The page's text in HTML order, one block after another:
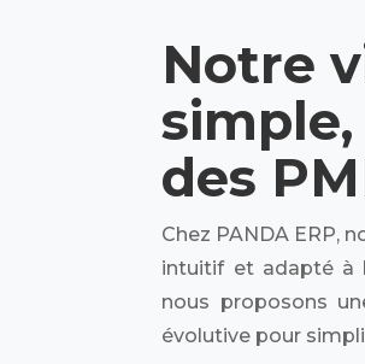
Notre
des
Chez PANDA ERP,
intuitif et adapté à
nous proposons
évolutive pour